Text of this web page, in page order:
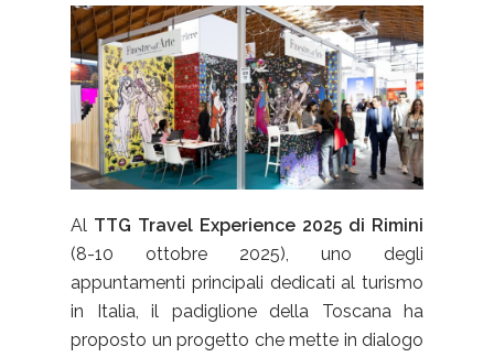
Al TTG Travel Experience 2025 di Rimini
(8-10 ottobre 2025), uno degli
appuntamenti principali dedicati al turismo
in Italia, il padiglione della Toscana ha
proposto un progetto che mette in dialogo